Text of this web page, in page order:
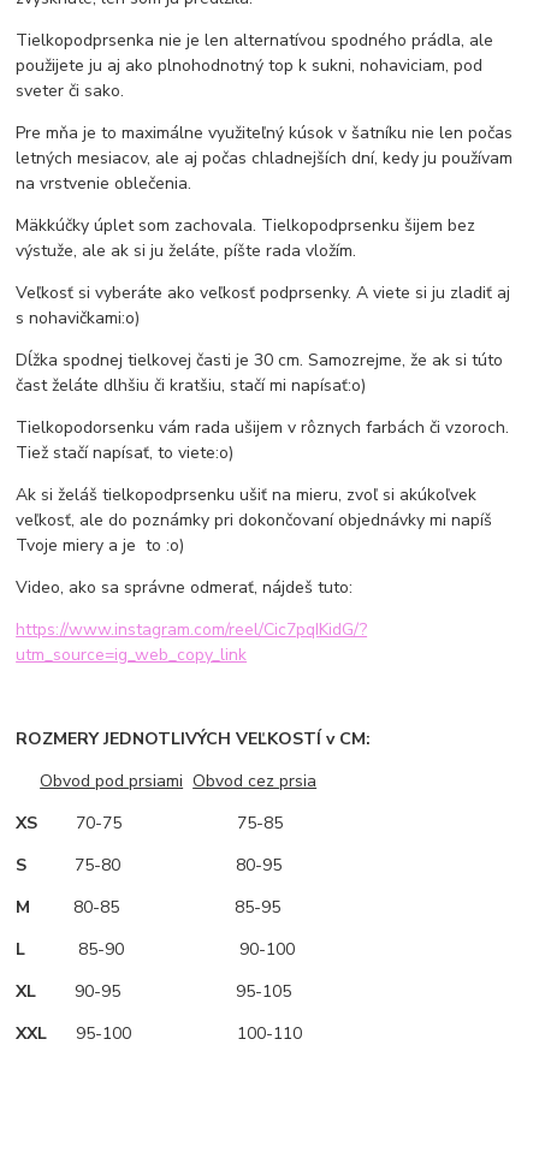
Tielkopodprsenka nie je len alternatívou spodného prádla, ale
použijete ju aj ako plnohodnotný top k sukni, nohaviciam, pod
sveter či sako.
Pre mňa je to maximálne využiteľný kúsok v šatníku nie len počas
letných mesiacov, ale aj počas chladnejších dní, kedy ju používam
na vrstvenie oblečenia.
Mäkkúčky úplet som zachovala. Tielkopodprsenku šijem bez
výstuže, ale ak si ju želáte, píšte rada vložím.
Veľkosť si vyberáte ako veľkosť podprsenky. A viete si ju zladiť aj
s nohavičkami:o)
Dĺžka spodnej tielkovej časti je 30 cm. Samozrejme, že ak si túto
čast želáte dlhšiu či kratšiu, stačí mi napísať:o)
Tielkopodorsenku vám rada ušijem v rôznych farbách či vzoroch.
Tiež stačí napísať, to viete:o)
Ak si želáš tielkopodprsenku ušiť na mieru, zvoľ si akúkoľvek
veľkosť, ale do poznámky pri dokončovaní objednávky mi napíš
Tvoje miery a je to :o)
Video, ako sa správne odmerať, nájdeš tuto:
https://www.instagram.com/reel/Cic7pqIKidG/?
utm_source=ig_web_copy_link
ROZMERY JEDNOTLIVÝCH VEĽKOSTÍ v CM:
Obvod pod prsiami Obvod cez prsia
XS 70-75 75-85
S 75-80 80-95
M 80-85 85-95
L 85-90 90-100
XL 90-95 95-105
XXL 95-100 100-110